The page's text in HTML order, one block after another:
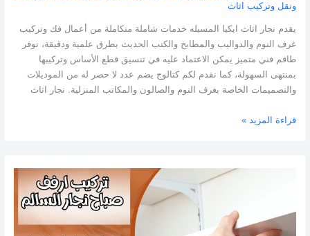
ونقل وتركيب اثاث
يقدم نجار اثاث ايكيا المسيله خدمات شاملة متكاملة من أعمال فك وتركيب
غرف النوم والدواليب والمطابخ والكنب الحديث بطرق علمية ودقيقة، نوفر
طاقم فني متميز يمكن الاعتماد عليه في تنسيق قطع الأساس وتركيبها
بمنتهى السهولة، كما نقدم لكم كتالوج يضم عدد لا حصر له من الموديلات
والتصميمات الخاصة بغرف النوم والصالون والمكاتب المنزلية. نجار اثاث
قراءة المزيد »